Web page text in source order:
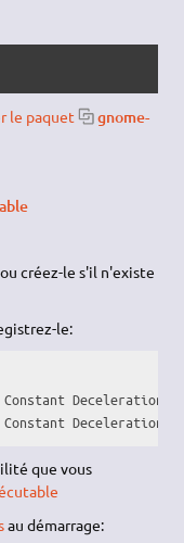
le paquet
gnome-
créez-le s'il n'existe
le:
Deceleration"
Deceleration"
que vous
au démarrage: